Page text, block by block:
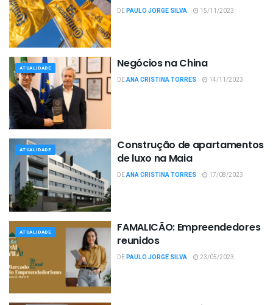
DEPAULO JORGE SILVA 15/11/2023
ATUALIDADE Negócios na China
DEANA CRISTINA TORRES 14/11/2023
ATUALIDADE
Construção de apartamentos
de luxo na Maia
DEANA CRISTINA TORRES 17/08/2023
ATUALIDADE
FAMALICÃO: Empreendedores
reunidos
DEPAULO JORGE SILVA 23/05/2023